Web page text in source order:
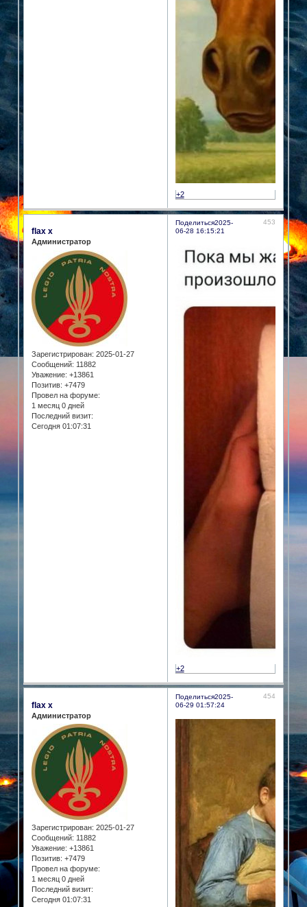
+2
Поделиться 453
2025-
06-28 16:15:21
flax x
Администратор
Зарегистрирован: 2025-01-27
Сообщений: 11882
Уважение: +13861
Позитив: +7479
Провел на форуме:
1 месяц 0 дней
Последний визит:
Сегодня 01:07:31
+2
Поделиться 454
2025-
06-29 01:57:24
flax x
Администратор
Зарегистрирован: 2025-01-27
Сообщений: 11882
Уважение: +13861
Позитив: +7479
Провел на форуме:
1 месяц 0 дней
Последний визит:
Сегодня 01:07:31